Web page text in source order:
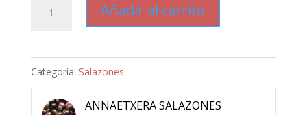
Primera
Añadir al carrito
Categoría: Salazones
ANNAETXERA SALAZONES